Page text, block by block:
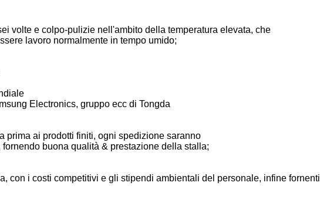
volte e colpo-pulizie nell'ambito della temperatura elevata, che
lavoro normalmente in tempo umido;
Electronics, gruppo ecc di Tongda
prima ai prodotti finiti, ogni spedizione saranno
buona qualità & prestazione della stalla;
con i costi competitivi e gli stipendi ambientali del personale, infine fornenti